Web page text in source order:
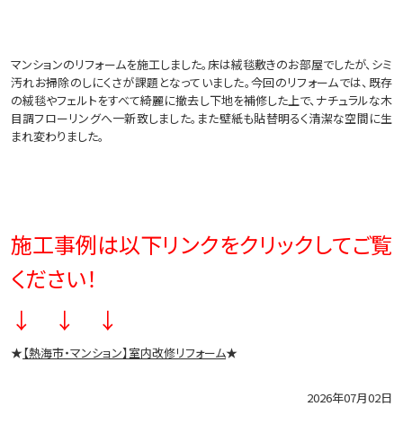
マンションのリフォームを施工しました。床は絨毯敷きのお部屋でしたが、シミ
汚れお掃除のしにくさが課題となっていました。今回のリフォームでは、既存
の絨毯やフェルトをすべて綺麗に撤去し下地を補修した上で、ナチュラルな木
目調フローリングへ一新致しました。また壁紙も貼替明るく清潔な空間に生
まれ変わりました。
施工事例は以下リンクをクリックしてご覧
ください！
↓ ↓ ↓
★【熱海市・マンション】室内改修リフォーム★
2026年07月02日